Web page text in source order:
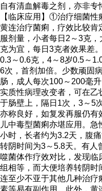
自有清血解毒之剂，亦非专
【临床应用】①治疗细菌性
黄连治疗菌痢，疗效比较肯
服剂量，小者每日2～3克
克为宜，每日3克者效果差
0.3～0.6克，4～8岁0.5～
6次，首剂加倍。少数顽固
肠，成人每次100～200毫
实质性病理改变者，可在
于肠壁上，隔日1次，3～5
亦称良好，如复发再服仍
儿中毒型菌痢亦堪应用。
小时，长者约为3.2天，腹
转阴时间为3～5.8天。有人
噬菌体作疗效对比，发现
组相等，而大便培养转阴
连至少不亚于其他几种治
素等易有副作用。此外，